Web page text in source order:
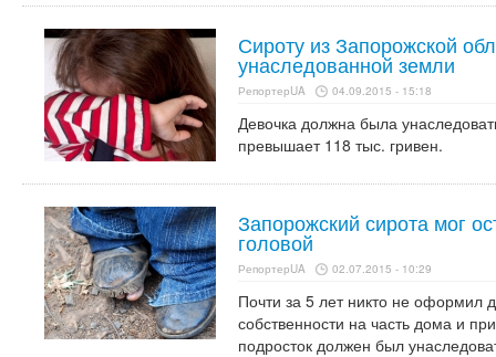
Сироту из Запорожской
унаследованной земли
РепортерUA 04.09.2015 - 15:18
Девочка должна была
превышает 118 тыс. гривен.
Запорожский сирота мог
головой
РепортерUA 02.07.2015 - 10:29
Почти за 5 лет никто не оформил
собственности на часть дома и
подросток должен был